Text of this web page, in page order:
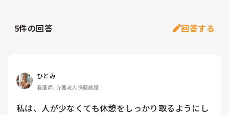
5件の回答 回答する
ひとみ
看護師, 介護老人保健施設
私は、人が少なくても休憩をしっかり取るようにし